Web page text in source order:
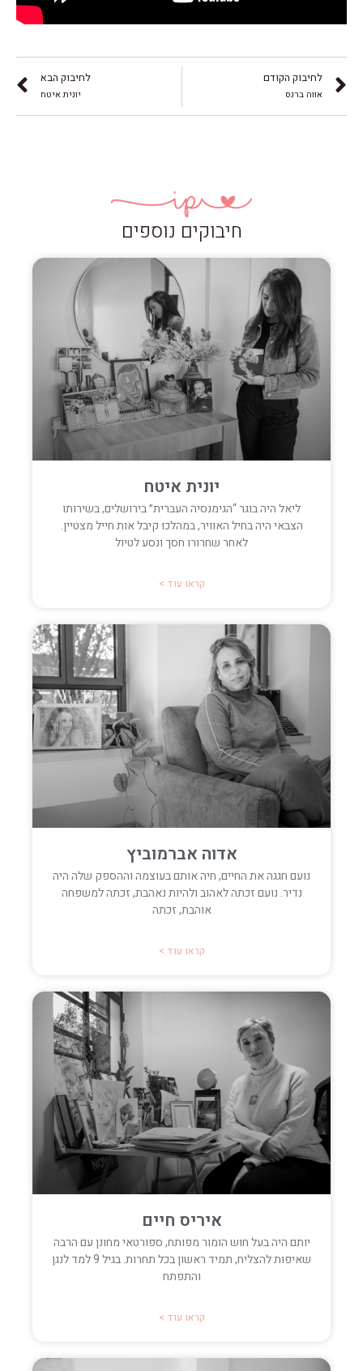
לחיבוק הקודם
אווה ברנס
לחיבוק הבא
יונית איטח
חיבוקים נוספים
יונית איטח
ליאל היה בוגר “הגימנסיה העברית״ בירושלים, בשירותו
הצבאי היה בחיל האוויר, במהלכו קיבל אות חייל מצטיין.
לאחר שחרורו חסך ונסע לטיול
קראו עוד >
אדוה אברמוביץ
נועם חגגה את החיים, חיה אותם בעוצמה וההספק שלה היה
נדיר. נועם זכתה לאהוב ולהיות נאהבת, זכתה למשפחה
אוהבת, זכתה
קראו עוד >
איריס חיים
יותם היה בעל חוש הומור מפותח, ספורטאי מחונן עם הרבה
שאיפות להצליח, תמיד ראשון בכל תחרות. בגיל 9 למד לנגן
והתפתח
קראו עוד >